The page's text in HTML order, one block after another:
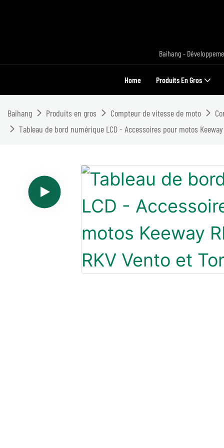
Baihang -
Home Produits En Gros
Baihang Produits en gros Compteur de vitesse de moto
Tableau de bord numérique LCD - Accessoires pour motos Keeway